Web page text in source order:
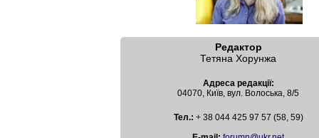
Редактор
Тетяна Хорунжа
Адреса редакції:
04070, Київ, вул. Волоська, 8/5
Тел.: + 38 044 425 97 57 (58, 59)